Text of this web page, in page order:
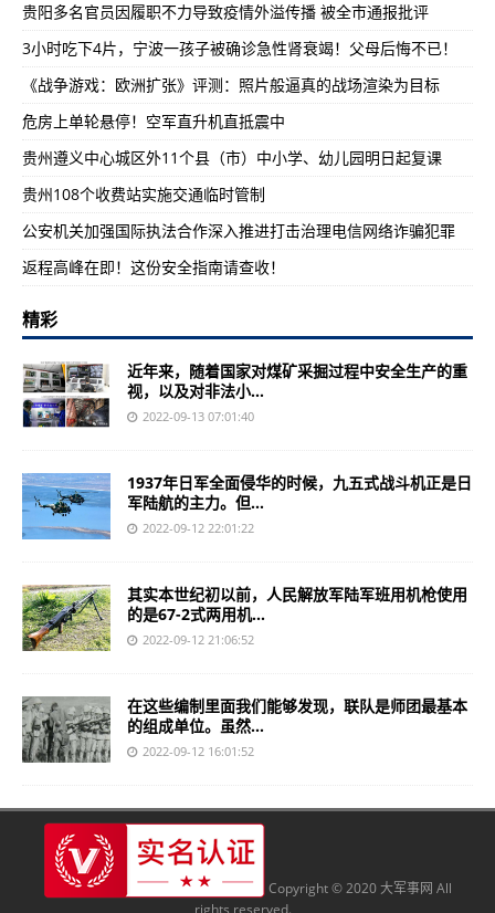
贵阳多名官员因履职不力导致疫情外溢传播 被全市通报批评
3小时吃下4片，宁波一孩子被确诊急性肾衰竭！父母后悔不已！
《战争游戏：欧洲扩张》评测：照片般逼真的战场渲染为目标
危房上单轮悬停！空军直升机直抵震中
贵州遵义中心城区外11个县（市）中小学、幼儿园明日起复课
贵州108个收费站实施交通临时管制
公安机关加强国际执法合作深入推进打击治理电信网络诈骗犯罪
返程高峰在即！这份安全指南请查收！
精彩
近年来，随着国家对煤矿采掘过程中安全生产的重
视，以及对非法小...
2022-09-13 07:01:40
1937年日军全面侵华的时候，九五式战斗机正是日
军陆航的主力。但...
2022-09-12 22:01:22
其实本世纪初以前，人民解放军陆军班用机枪使用
的是67-2式两用机...
2022-09-12 21:06:52
在这些编制里面我们能够发现，联队是师团最基本
的组成单位。虽然...
2022-09-12 16:01:52
Copyright © 2020 大军事网 All
rights reserved.